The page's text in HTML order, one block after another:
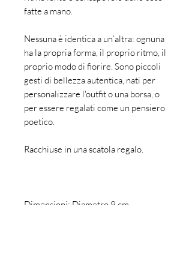
fatte a mano.
Nessuna è identica a un’altra: ognuna
ha la propria forma, il proprio ritmo, il
proprio modo di fiorire. Sono piccoli
gesti di bellezza autentica, nati per
personalizzare l'outfit o una borsa, o
per essere regalati come un pensiero
poetico.
Racchiuse in una scatola regalo.
Dimensioni: Diametro 9 cm